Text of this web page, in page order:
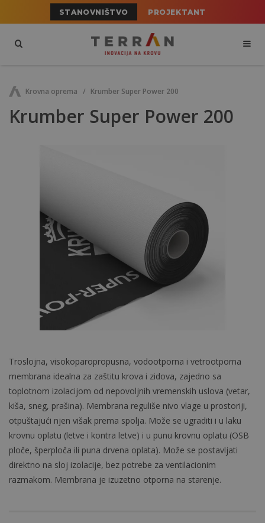
STANOVNIŠTVO PROJEKTANT
Krovna oprema Krumber Super Power 200
Krumber Super Power 200
Troslojna, visokoparopropusna, vodootporna i vetrootporna
membrana idealna za zaštitu krova i zidova, zajedno sa
toplotnom izolacijom od nepovoljnih vremenskih uslova (vetar,
kiša, sneg, prašina). Membrana reguliše nivo vlage u prostoriji,
otpuštajući njen višak prema spolja. Može se ugraditi i u laku
krovnu oplatu (letve i kontra letve) i u punu krovnu oplatu (OSB
ploče, šperploča ili puna drvena oplata). Može se postavljati
direktno na sloj izolacije, bez potrebe za ventilacionim
razmakom. Membrana je izuzetno otporna na starenje.